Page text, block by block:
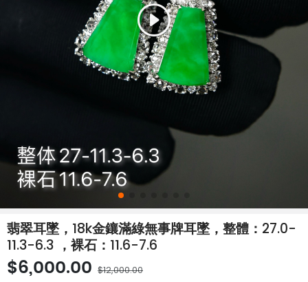
翡翠耳墜，18k金鑲滿綠無事牌耳墜，整體：27.0-
11.3-6.3 ，裸石：11.6-7.6
$6,000.00 $12,000.00